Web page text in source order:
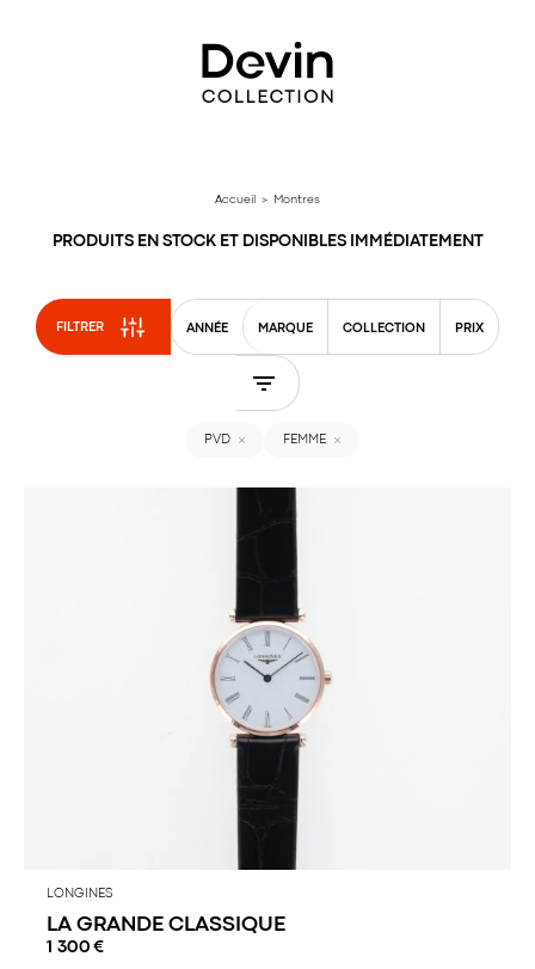
Accueil > Montres
PRODUITS EN STOCK ET DISPONIBLES IMMÉDIATEMENT
FILTRER ANNÉE MARQUE COLLECTION PRIX
PVD FEMME
LONGINES
LA GRANDE CLASSIQUE
1 300 €